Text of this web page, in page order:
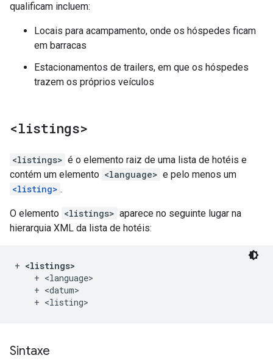
qualificam incluem:
Locais para acampamento, onde os hóspedes ficam
em barracas
Estacionamentos de trailers, em que os hóspedes
trazem os próprios veículos
<listings>
<listings> é o elemento raiz de uma lista de hotéis e
contém um elemento <language> e pelo menos um
<listing> .
O elemento <listings> aparece no seguinte lugar na
hierarquia XML da lista de hotéis:
+ <listings>
    + <language>
    + <datum>
Sintaxe